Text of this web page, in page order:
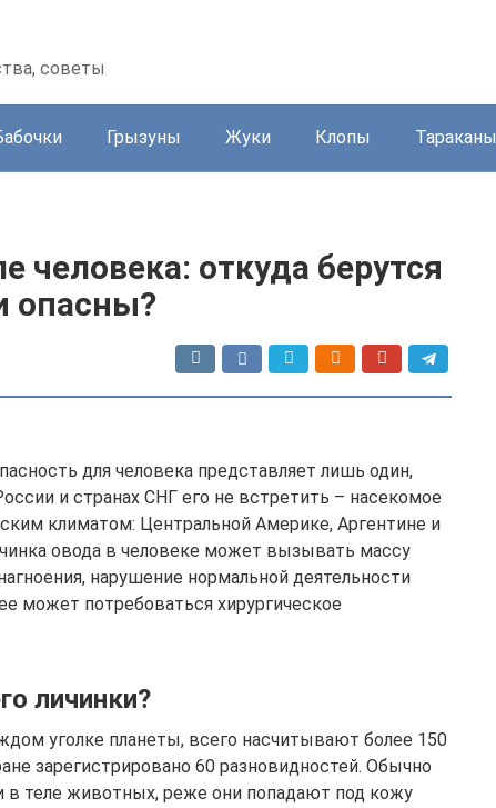
советы
Грызуны Жуки Клопы Тараканы
человека: откуда берутся
опасны?
для человека представляет лишь один,
и странах СНГ его не встретить – насекомое
климатом: Центральной Америке, Аргентине и
овода в человеке может вызывать массу
нарушение нормальной деятельности
может потребоваться хирургическое
личинки?
уголке планеты, всего насчитывают более 150
зарегистрировано 60 разновидностей. Обычно
теле животных, реже они попадают под кожу